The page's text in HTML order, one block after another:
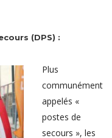
(DPS) :
Plus
communément
appelés «
postes de
secours », les